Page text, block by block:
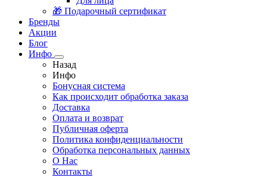
🎁 Подарочный сертификат
Бренды
Акции
Блог
Инфо
Назад
Инфо
Бонусная система
Как происходит обработка заказа
Доставка
Оплата и возврат
Публичная оферта
Политика конфиденциальности
Обработка персональных данных
О Нас
Контакты